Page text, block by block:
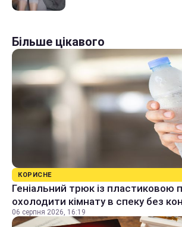
Більше цікавого
КОРИСНЕ
Геніальний трюк із пластиковою
охолодити кімнату в спеку без
06 серпня 2026, 16:19